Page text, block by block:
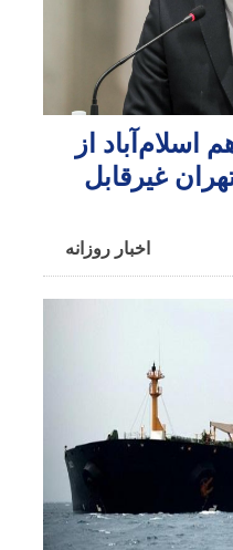
از
غیرقابل
اخبار روزانه